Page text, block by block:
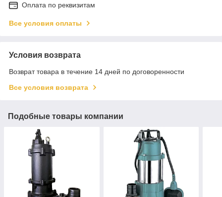
Оплата по реквизитам
Все условия оплаты
Условия возврата
Возврат товара в течение 14 дней по договоренности
Все условия возврата
Подобные товары компании